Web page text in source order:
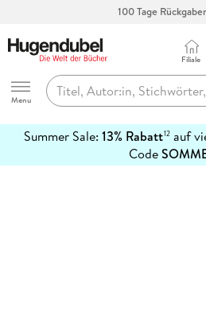
100 Tage
Hugendubel
Menu
Filiale
Summer Sale: 13% Rabatt12auf
Code
erfahren